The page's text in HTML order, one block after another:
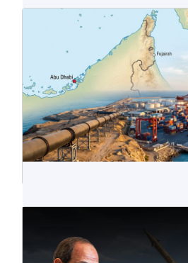
מה מלמדות תקיפות
המים בארצות הברית?